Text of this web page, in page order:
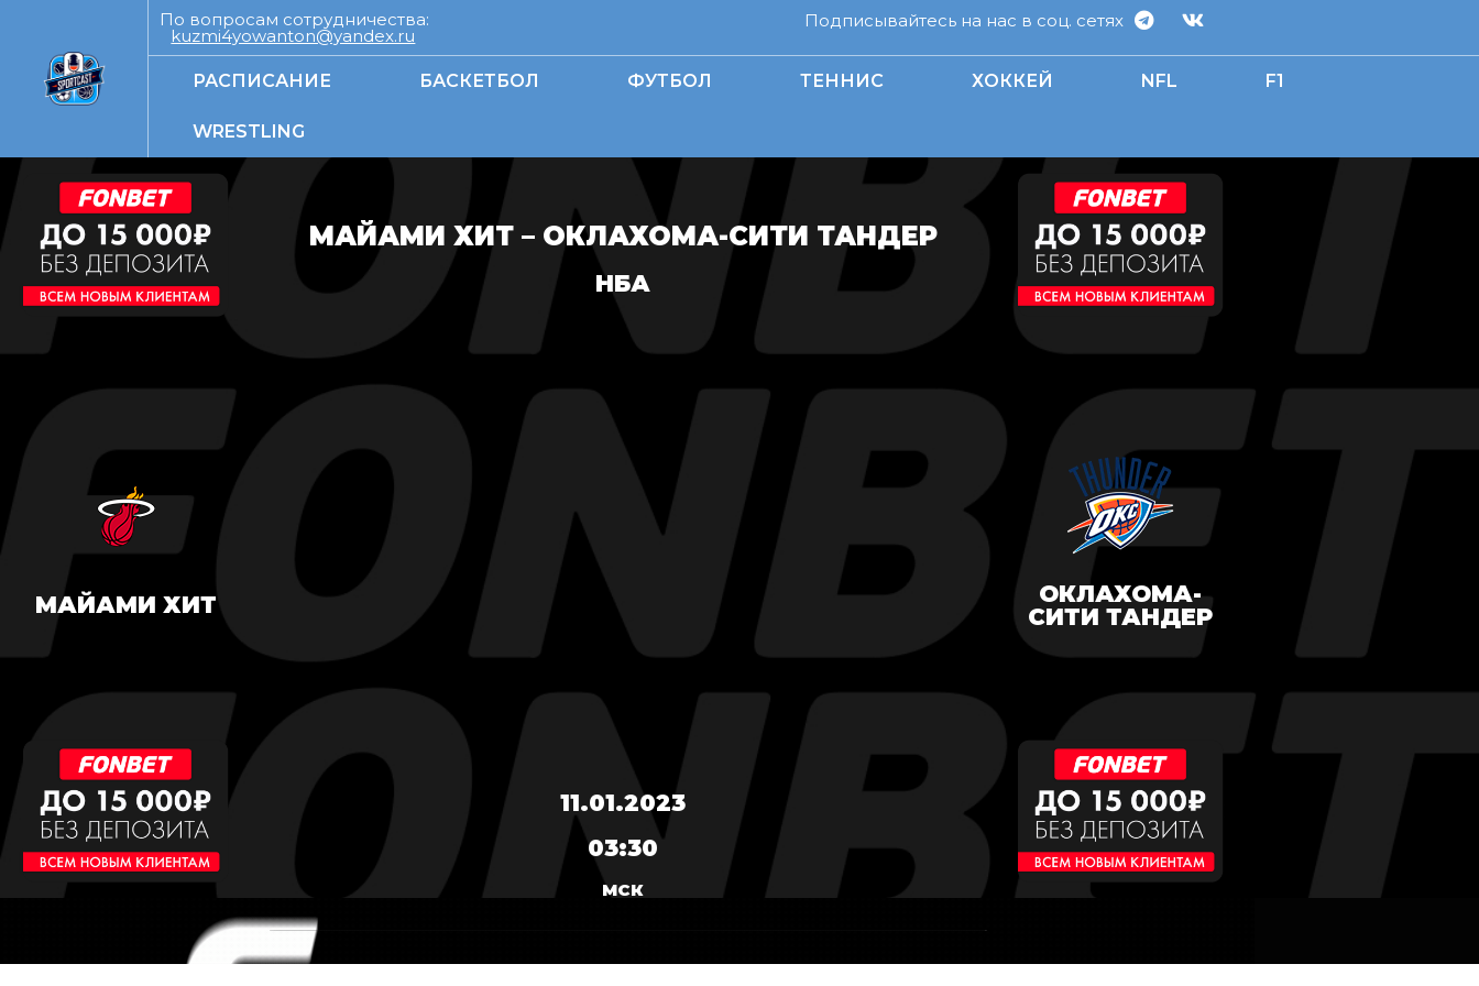
По вопросам сотрудничества:
kuzmi4yowanton@yandex.ru
Подписывайтесь на нас в соц. сетях
РАСПИСАНИЕ БАСКЕТБОЛ ФУТБОЛ ТЕННИС ХОККЕЙ NFL F1
WRESTLING
МАЙАМИ ХИТ
МАЙАМИ ХИТ – ОКЛАХОМА-СИТИ ТАНДЕР
НБА
11.01.2023
03:30
МСК
ОКЛАХОМА-
СИТИ ТАНДЕР